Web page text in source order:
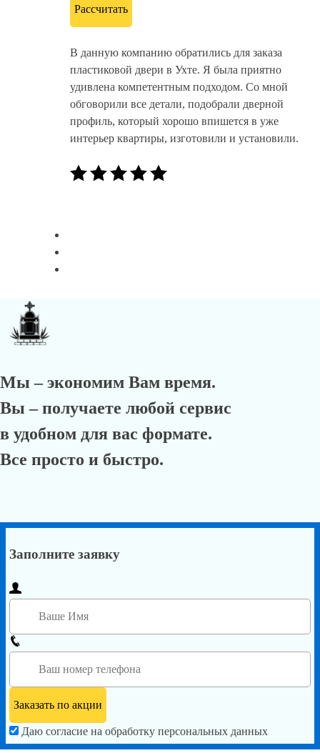
Рассчитать
В данную компанию обратились для заказа
пластиковой двери в Ухте. Я была приятно
удивлена компетентным подходом. Со мной
обговорили все детали, подобрали дверной
профиль, который хорошо впишется в уже
интерьер квартиры, изготовили и установили.
Мы – экономим Вам время.
Вы – получаете любой сервис
в удобном для вас формате.
Все просто и быстро.
Заполните заявку
Даю согласие на обработку персональных данных